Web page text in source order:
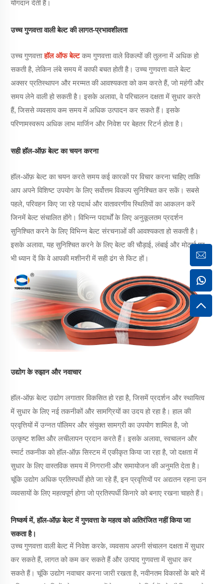
योगदान देती हैं।
उच्च गुणवत्ता वाली बेल्ट की लागत-प्रभावशीलता
उच्च गुणवत्ताहॉल ऑफ बेल्टकम गुणवत्ता वाले विकल्पों की तुलना में अधिक हो
सकती है, लेकिन लंबे समय में काफी बचत होती है। उच्च गुणवत्ता वाले बेल्ट
अक्सर प्रतिस्थापन और मरम्मत की आवश्यकता को कम करते हैं, जो महंगी और
समय लेने वाली हो सकती है। इसके अलावा, वे परिचालन दक्षता में सुधार करते
हैं, जिससे व्यवसाय कम समय में अधिक उत्पादन कर सकते हैं। इसके
परिणामस्वरूप अधिक लाभ मार्जिन और निवेश पर बेहतर रिटर्न होता है।
सही हॉल-ऑफ़ बेल्ट का चयन करना
हॉल-ऑफ़ बेल्ट का चयन करते समय कई कारकों पर विचार करना चाहिए ताकि
आप अपने विशिष्ट उपयोग के लिए सर्वोत्तम विकल्प सुनिश्चित कर सकें। सबसे
पहले, परिवहन किए जा रहे पदार्थ और वातावरणीय स्थितियों का आकलन करें
जिनमें बेल्ट संचालित होंगे। विभिन्न पदार्थों के लिए अनुकूलतम प्रदर्शन
सुनिश्चित करने के लिए विभिन्न बेल्ट संरचनाओं की आवश्यकता हो सकती है।
इसके अलावा, यह सुनिश्चित करने के लिए बेल्ट की चौड़ाई, लंबाई और मोटाई पर
भी ध्यान दें कि वे आपकी मशीनरी में सही ढंग से फिट हों।
उद्योग के रुझान और नवाचार
हॉल-ऑफ़ बेल्ट उद्योग लगातार विकसित हो रहा है, जिसमें प्रदर्शन और स्थायित्व
में सुधार के लिए नई तकनीकों और सामग्रियों का उदय हो रहा है। हाल की
प्रवृत्तियों में उन्नत पॉलिमर और संयुक्त सामग्री का उपयोग शामिल है, जो
उत्कृष्ट शक्ति और लचीलापन प्रदान करते हैं। इसके अलावा, स्वचालन और
स्मार्ट तकनीक को हॉल-ऑफ़ सिस्टम में एकीकृत किया जा रहा है, जो दक्षता में
सुधार के लिए वास्तविक समय में निगरानी और समायोजन की अनुमति देता है।
चूंकि उद्योग अधिक प्रतिस्पर्धी होते जा रहे हैं, इन प्रवृत्तियों पर अद्यतन रहना उन
व्यवसायों के लिए महत्वपूर्ण होगा जो प्रतिस्पर्धी किनारे को बनाए रखना चाहते हैं।
निष्कर्ष में, हॉल-ऑफ़ बेल्ट में गुणवत्ता के महत्व को अतिरंजित नहीं किया जा
सकता है।
उच्च गुणवत्ता वाली बेल्ट में निवेश करके, व्यवसाय अपनी संचालन दक्षता में सुधार
कर सकते हैं, लागत को कम कर सकते हैं और उत्पाद गुणवत्ता में सुधार कर
सकते हैं। चूंकि उद्योग नवाचार करना जारी रखता है, नवीनतम विकासों के बारे में